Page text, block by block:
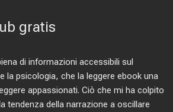
gratis
di informazioni accessibili sul
la psicologia, che la leggere ebook una
appassionati. Ciò che mi ha colpito
tendenza della narrazione a oscillare